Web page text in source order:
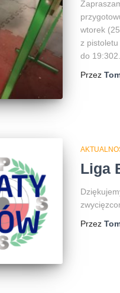
wtorek
z
do
Przez
Liga
Przez